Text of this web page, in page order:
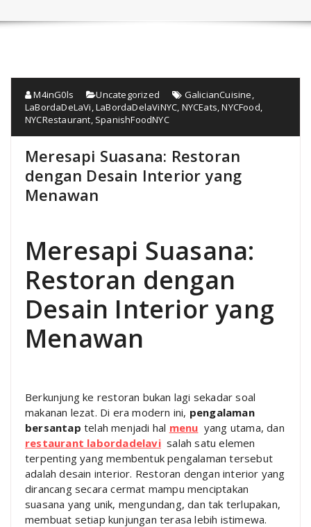
M4inG0ls Uncategorized GalicianCuisine
LaBordaDeLaVi ,LaBordaDelaViNYC NYCEats ,NYCFood
NYCRestaurant SpanishFoodNYC
Meresapi Suasana: Restoran
dengan Desain Interior yang
Menawan
Meresapi Suasana:
Restoran dengan
Desain Interior yang
Menawan
Berkunjung ke restoran bukan lagi sekadar soal
makanan lezat. Di era modern ini, pengalaman
bersantap telah menjadi hal menu yang utama, dan
restaurant labordadelavisalah satu elemen
terpenting yang membentuk pengalaman tersebut
adalah desain interior. Restoran dengan interior yang
dirancang secara cermat mampu menciptakan
suasana yang unik, mengundang, dan tak terlupakan,
membuat setiap kunjungan terasa lebih istimewa.